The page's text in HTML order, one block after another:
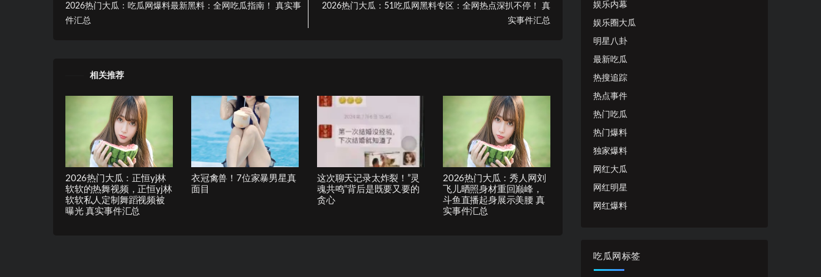
2026热门大瓜：吃瓜网爆料最新黑料：全网吃瓜指南！ 真实事
件汇总
2026热门大瓜：51吃瓜网黑料专区：全网热点深扒不停！ 真
实事件汇总
相关推荐
2026热门大瓜：正恒yj林
软软的热舞视频，正恒yj林
软软私人定制舞蹈视频被
曝光 真实事件汇总
衣冠禽兽！7位家暴男星真
面目
这次聊天记录太炸裂！”灵
魂共鸣”背后是既要又要的
贪心
2026热门大瓜：秀人网刘
飞儿晒照身材重回巅峰，
斗鱼直播起身展示美腰 真
实事件汇总
娱乐内幕
娱乐圈大瓜
明星八卦
最新吃瓜
热搜追踪
热点事件
热门吃瓜
热门爆料
独家爆料
网红大瓜
网红明星
网红爆料
吃瓜网标签